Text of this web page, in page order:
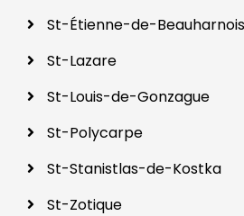
St-Étienne-de-
St-Lazare
St-Louis-de-Gonzague
St-Polycarpe
St-Stanistlas-de-Kostka
St-Zotique